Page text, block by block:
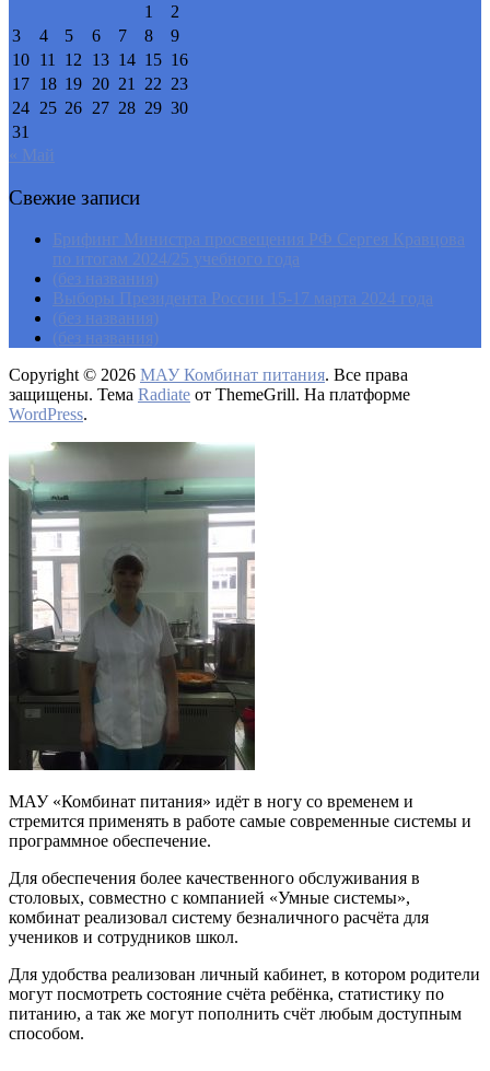
1
2
3
4 5 6 7 8
9
10 11 12 13 14 15 16
17 18 19 20 21 22 23
24 25 26 27 28 29 30
31
« Май
Свежие записи
Брифинг Министра просвещения РФ Сергея Кравцова
по итогам 2024/25 учебного года
(без названия)
Выборы Президента России 15-17 марта 2024 года
(без названия)
(без названия)
Copyright © 2026 МАУ Комбинат питания. Все права
защищены. Тема Radiate от ThemeGrill. На платформе
WordPress.
МАУ «Комбинат питания» идёт в ногу со временем и
стремится применять в работе самые современные системы и
программное обеспечение.
Для обеспечения более качественного обслуживания в
столовых, совместно с компанией «Умные системы»,
комбинат реализовал систему безналичного расчёта для
учеников и сотрудников школ.
Для удобства реализован личный кабинет, в котором родители
могут посмотреть состояние счёта ребёнка, статистику по
питанию, а так же могут пополнить счёт любым доступным
способом.